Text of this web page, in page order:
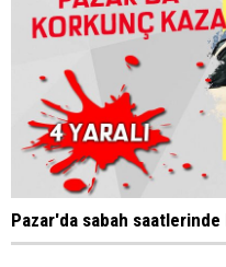
Pazar'da sabah saatlerinde